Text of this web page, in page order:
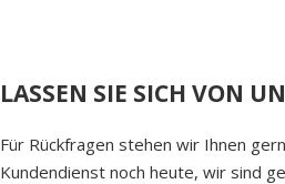
LASSEN SIE SICH VON
Für Rückfragen stehen wir Ihnen
Kundendienst noch heute, wir sind